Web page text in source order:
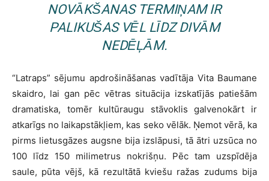
NOVĀKŠANAS TERMIŅAM IR
PALIKUŠAS VĒL LĪDZ DIVĀM
NEDĒĻĀM.
“Latraps” sējumu apdrošināšanas vadītāja Vita Baumane
skaidro, lai gan pēc vētras situācija izskatījās patiešām
dramatiska, tomēr kultūraugu stāvoklis galvenokārt ir
atkarīgs no laikapstākļiem, kas seko vēlāk. Ņemot vērā, ka
pirms lietusgāzes augsne bija izslāpusi, tā ātri uzsūca no
100 līdz 150 milimetrus nokrišņu. Pēc tam uzspīdēja
saule, pūta vējš, kā rezultātā kviešu ražas zudums bija